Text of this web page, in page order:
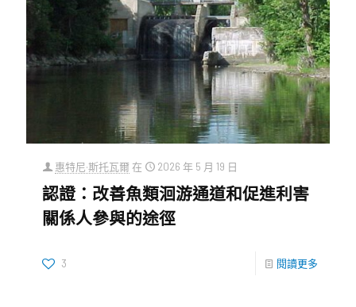
惠特尼·斯托瓦爾 在 2026 年 5 月 19 日
認證：改善魚類洄游通道和促進利害
關係人參與的途徑
3 閱讀更多